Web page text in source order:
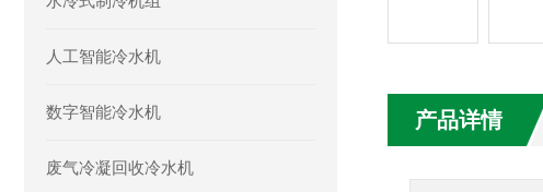
人工智能冷水机
数字智能冷水机
废气冷凝回收冷水机
产品详情